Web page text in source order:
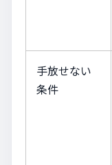
手放せない
条件